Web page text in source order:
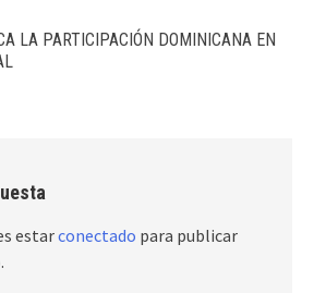
LA PARTICIPACIÓN DOMINICANA EN
estarconectado para publicar